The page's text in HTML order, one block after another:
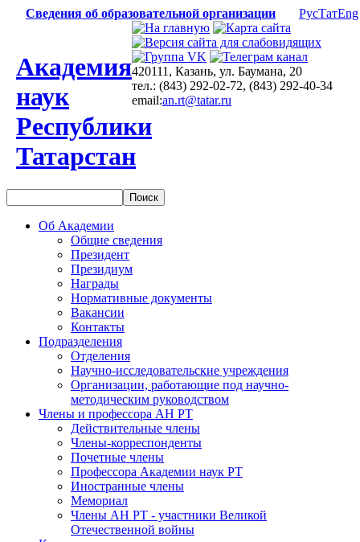
Сведения об образовательной организации РусТатEng
Академия
наук
Республики
Татарстан
420111, Казань, ул. Баумана, 20
тел.: (843) 292-02-72, (843) 292-40-34
email:an.rt@tatar.ru
Об Академии
Общие сведения
Президент
Президиум
Награды
Нормативные документы
Вакансии
Контакты
Подразделения
Отделения
Научно-исследовательские учреждения
Организации, работающие под научно-
методическим руководством
Члены и профессора АН РТ
Действительные члены
Члены-корреспонденты
Почетные члены
Профессора Академии наук РТ
Иностранные члены
Мемориал
Члены АН РТ - участники Великой
Отечественной войны